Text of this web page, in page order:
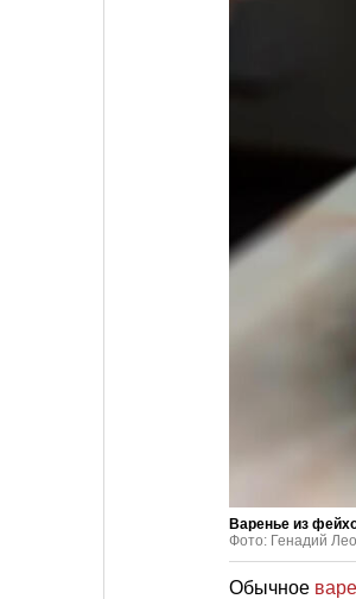
Варенье из
Фото: Генадий
Обычное